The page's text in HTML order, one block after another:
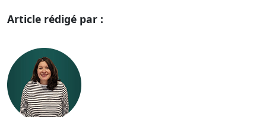
Article rédigé par :